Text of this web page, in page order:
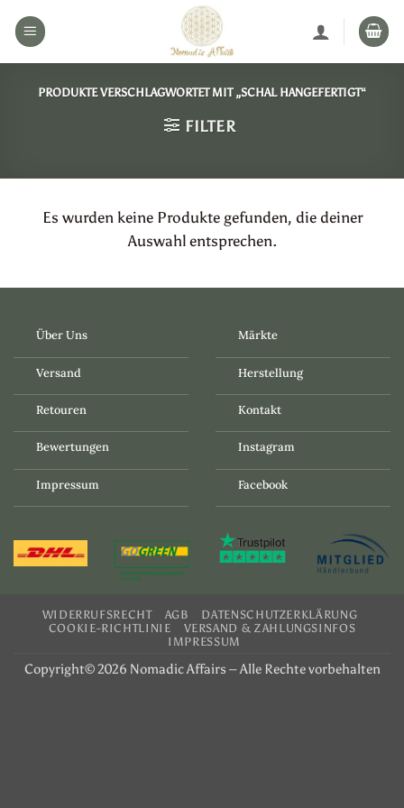
Inhalt
PRODUKTE VERSCHLAGWORTET MIT „SCHAL HANGEFERTIGT“
FILTER
Es wurden keine Produkte gefunden, die deiner
Auswahl entsprechen.
Über Uns
Versand
Retouren
Bewertungen
Impressum
Märkte
Herstellung
Kontakt
Instagram
Facebook
WIDERRUFSRECHT AGB
DATENSCHUTZERKLÄRUNG
COOKIE-RICHTLINIE
VERSAND & ZAHLUNGSINFOS
IMPRESSUM
Copyright© 2026 Nomadic Affairs – Alle Rechte vorbehalten